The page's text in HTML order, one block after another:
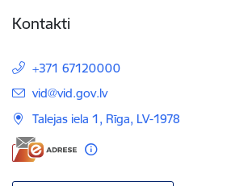
Kontakti
+371 67120000
E-pasts:
vid@vid.gov.lv
Talejas iela 1, Rīga, LV-1978